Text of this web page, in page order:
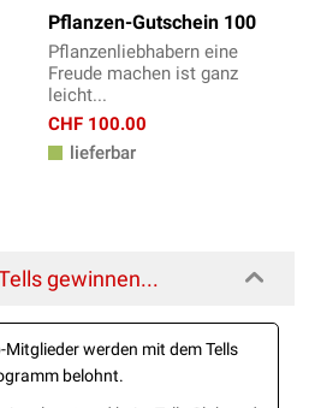
Pflanzen-Gutschein 100
Pflanzenliebhabern eine
Freude machen ist ganz
leicht...
CHF 100.00
lieferbar
gewinnen...
Mitglieder werden mit dem Tells
belohnt.